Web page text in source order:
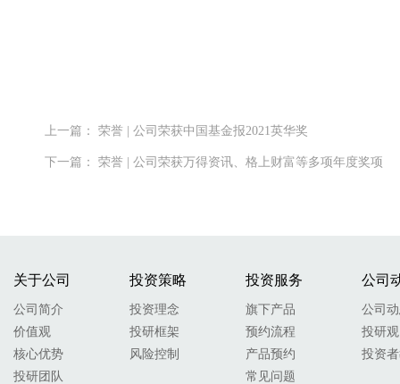
上一篇： 荣誉 | 公司荣获中国基金报2021英华奖
下一篇： 荣誉 | 公司荣获万得资讯、格上财富等多项年度奖项
关于公司
公司简介
价值观
核心优势
投研团队
投资策略
投资理念
投研框架
风险控制
投资服务
旗下产品
预约流程
产品预约
常见问题
公司
公司
投研
投资